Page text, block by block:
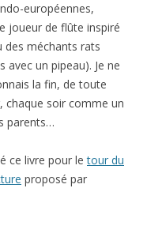
européennes,
joueur de flûte inspiré
des méchants rats
un pipeau). Je ne
la fin, de toute
chaque soir comme un
parents…
ce livre pour letour du
proposé par